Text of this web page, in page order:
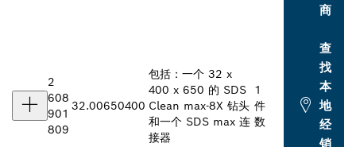
商
2
608
901
809
32.00650400
包括：一个 32 x
400 x 650 的 SDS
Clean max-8X 钻头
和一个 SDS max 连
接器
1
件
数
查
找
本
地
经
销